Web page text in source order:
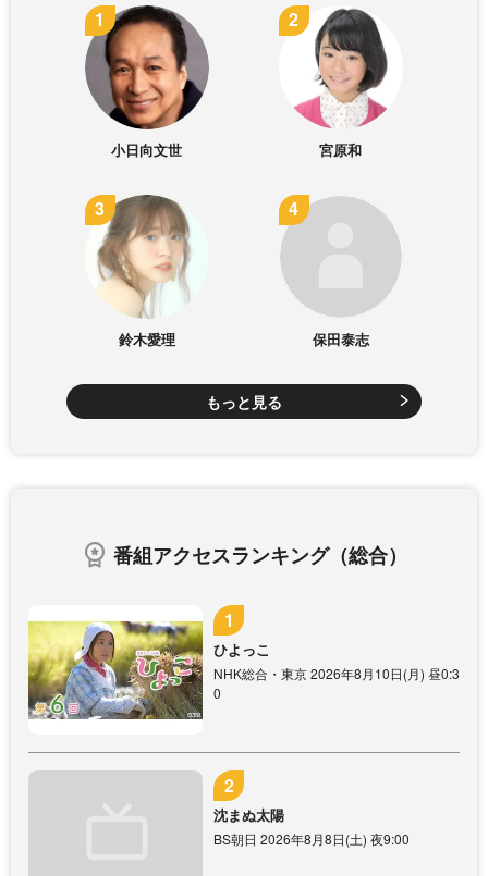
小日向文世 宮原和
鈴木愛理 保田泰志
もっと見る
番組アクセスランキング（総合）
ひよっこ
NHK総合・東京 2026年8月10日(月) 昼0:3
0
沈まぬ太陽
BS朝日 2026年8月8日(土) 夜9:00